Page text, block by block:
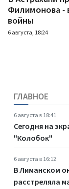
Филимонова -
войны
6 августа, 18:24
ГЛАВНОЕ
6 августа в 18:41
Сегодня на
"Колобок"
6 августа в 16:12
В Лиманском
расстреляла